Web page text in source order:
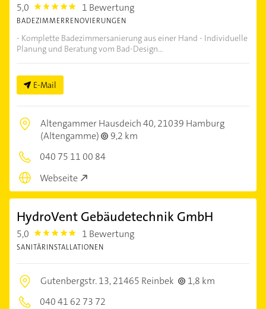
5,0 5.0 1 Bewertung
BADEZIMMERRENOVIERUNGEN
- Komplette Badezimmersanierung aus einer Hand - Individuelle
Planung und Beratung vom Bad-Design...
E-Mail
Altengammer Hausdeich 40,21039 Hamburg
(Altengamme)
9,2 km
040 75 11 00 84
Webseite
HydroVent Gebäudetechnik GmbH
5,0 5.0 1 Bewertung
SANITÄRINSTALLATIONEN
Gutenbergstr. 13,21465 Reinbek
1,8 km
040 41 62 73 72